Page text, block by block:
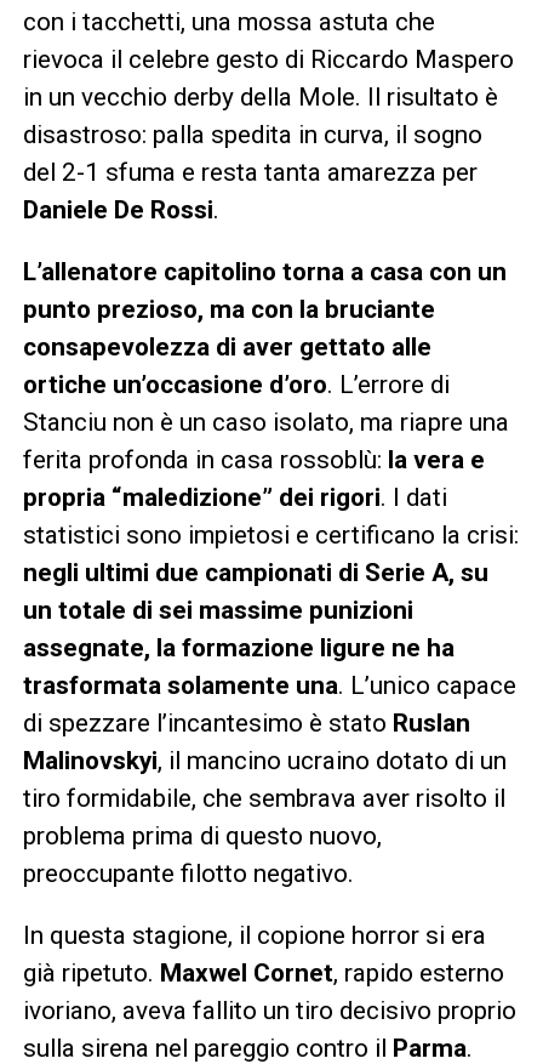
con i tacchetti, una mossa astuta che
rievoca il celebre gesto di Riccardo Maspero
in un vecchio derby della Mole. Il risultato è
disastroso: palla spedita in curva, il sogno
del 2-1 sfuma e resta tanta amarezza per
Daniele De Rossi.
L’allenatore capitolino torna a casa con un
punto prezioso, ma con la bruciante
consapevolezza di aver gettato alle
ortiche un’occasione d’oro. L’errore di
Stanciu non è un caso isolato, ma riapre una
ferita profonda in casa rossoblù: la vera e
propria “maledizione” dei rigori. I dati
statistici sono impietosi e certificano la crisi:
negli ultimi due campionati di Serie A, su
un totale di sei massime punizioni
assegnate, la formazione ligure ne ha
trasformata solamente una. L’unico capace
di spezzare l’incantesimo è stato Ruslan
Malinovskyi, il mancino ucraino dotato di un
tiro formidabile, che sembrava aver risolto il
problema prima di questo nuovo,
preoccupante filotto negativo.
In questa stagione, il copione horror si era
già ripetuto. Maxwel Cornet, rapido esterno
ivoriano, aveva fallito un tiro decisivo proprio
sulla sirena nel pareggio contro il Parma.